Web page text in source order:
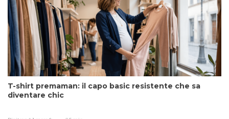
T-shirt premaman: il capo basic resistente che sa
diventare chic